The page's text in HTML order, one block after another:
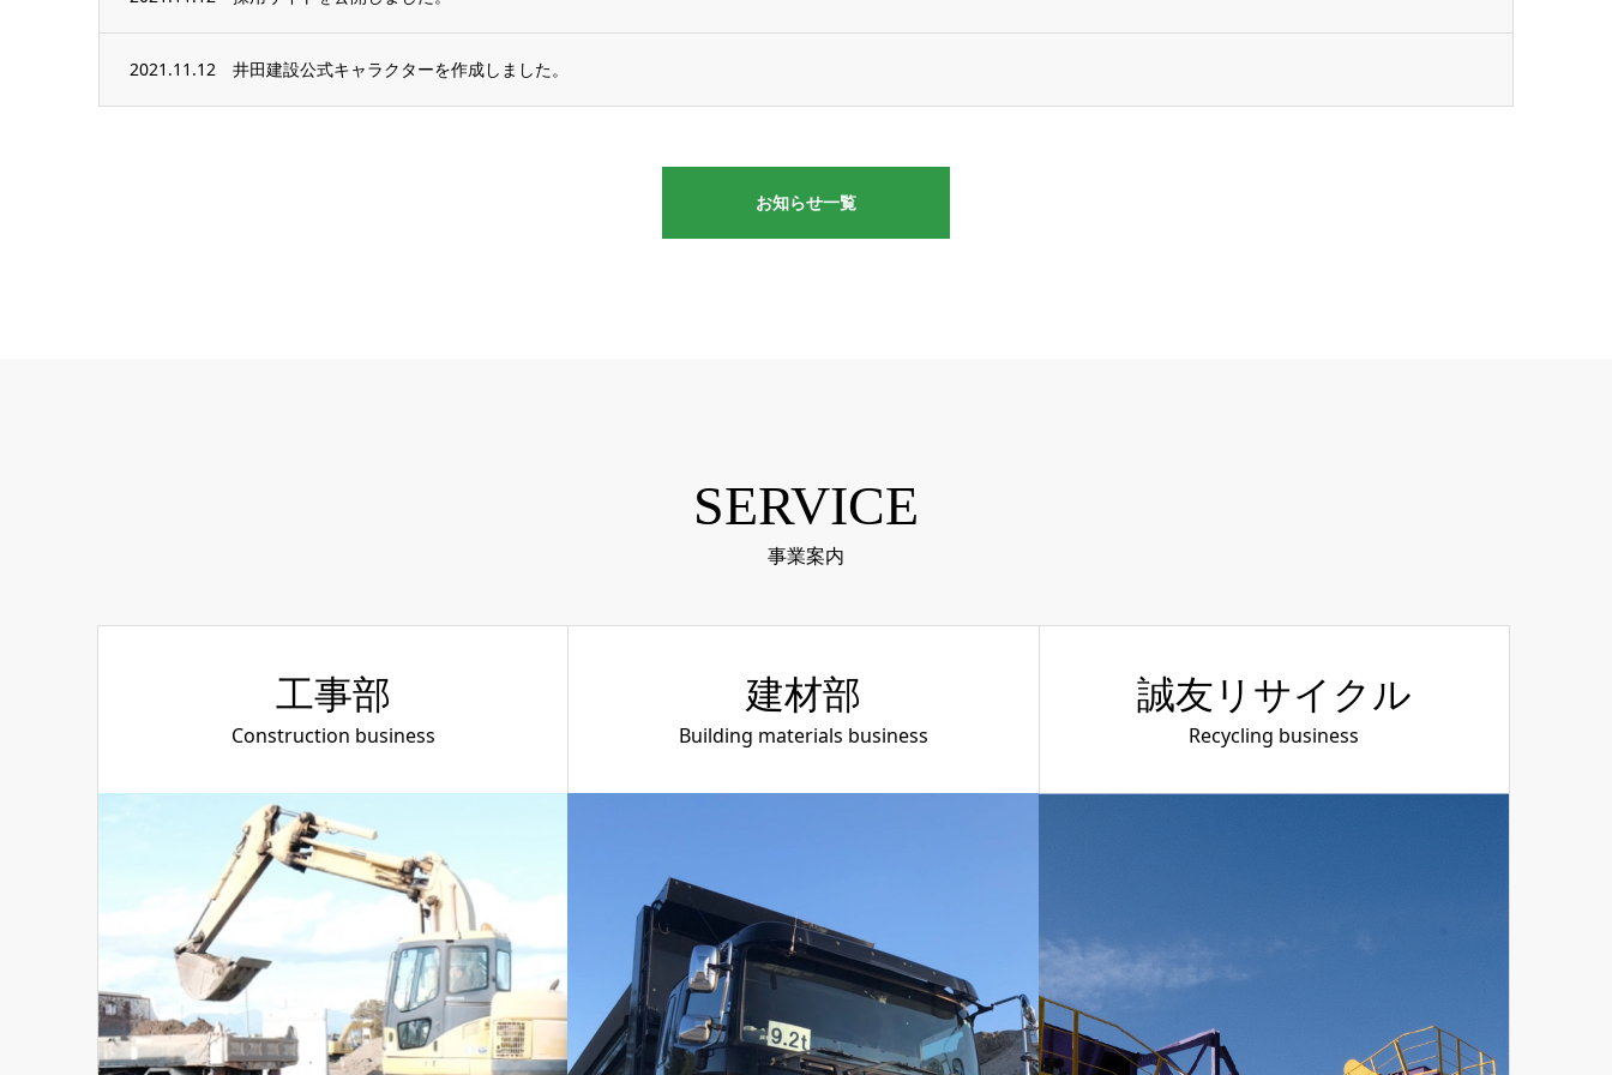
2021.11.12 井田建設公式キャラクターを作成しました。
お知らせ一覧
SERVICE
事業案内
工事部
Construction business
建材部
Building materials business
誠友リサイクル
Recycling business